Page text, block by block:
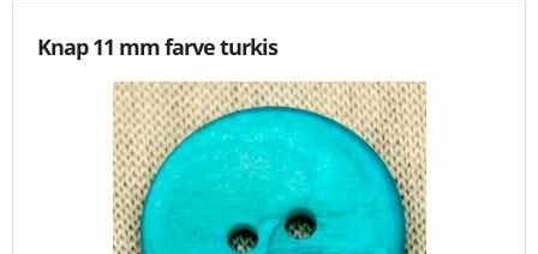
Knap 11 mm farve turkis